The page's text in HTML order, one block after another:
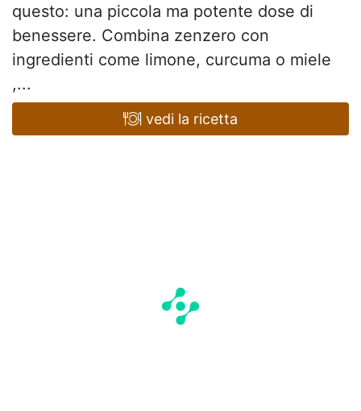
questo: una piccola ma potente dose di
benessere. Combina zenzero con
ingredienti come limone, curcuma o miele
,...
vedi la ricetta